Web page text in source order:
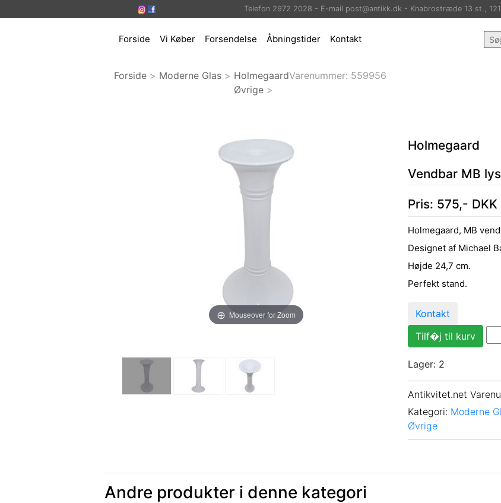
Telefon 2972 2028 - E-mail post@antikk.dk - Knabrostræde 13 st.,
Forside Vi Køber Forsendelse Åbningstider Kontakt
Forside > Moderne Glas > Holmegaard
Øvrige >
Varenummer: 559956
Mouseover for Zoom
Holmegaard
Vendbar MB
Pris: 575,- DKK
Holmegaard, MB
Designet af Michael
Højde 24,7 cm.
Perfekt stand.
Kontakt
Lager: 2
Antikvitet.net
Kategori: Moderne
Øvrige
Andre produkter i denne kategori